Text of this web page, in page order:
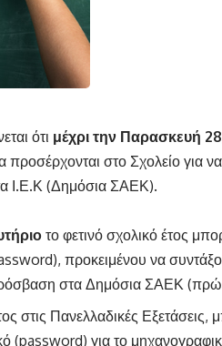
ότι μέχρι την Παρασκευή
στο Σχολείο για
Ι.Ε.Κ (Δημόσια ΣΑΕΚ).
το φετινό σχολικό έτος
προκειμένου να
στα Δημόσια ΣΑΕΚ
στις Πανελλαδικές Εξετάσεις,
(password) για το